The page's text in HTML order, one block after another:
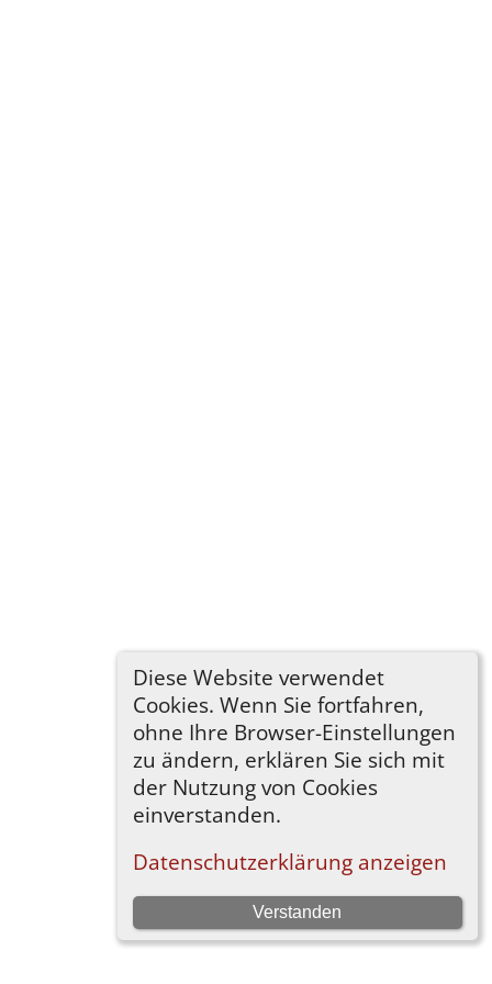
Diese Website verwendet
Cookies. Wenn Sie fortfahren,
ohne Ihre Browser-Einstellungen
zu ändern, erklären Sie sich mit
der Nutzung von Cookies
einverstanden.
Datenschutzerklärung anzeigen
Verstanden